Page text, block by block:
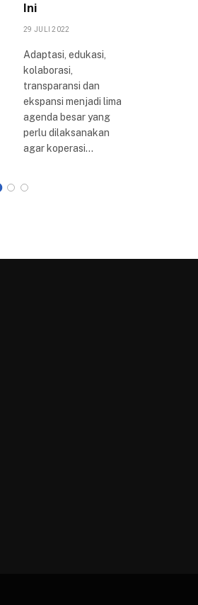
Ini
29 JULI 2022
Adaptasi, edukasi,
kolaborasi,
transparansi dan
ekspansi menjadi lima
agenda besar yang
perlu dilaksanakan
agar koperasi…